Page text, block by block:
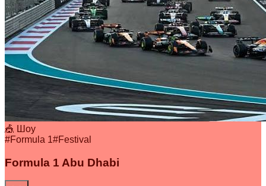
🎪 Шоу
#Formula 1#Festival
Formula 1 Abu Dhabi